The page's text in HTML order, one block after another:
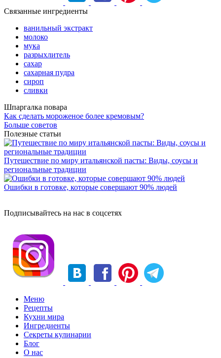
Связанные ингредиенты
ванильный экстракт
молоко
мука
разрыхлитель
сахар
сахарная пудра
сироп
сливки
Шпаргалка повара
Как сделать мороженое более кремовым?
Больше советов
Полезные статьи
Путешествие по миру итальянской пасты: Виды, соусы и
региональные традиции
Ошибки в готовке, которые совершают 90% людей
Подписывайтесь на нас в соцсетях
Меню
Рецепты
Кухни мира
Ингредиенты
Секреты кулинарии
Блог
О нас